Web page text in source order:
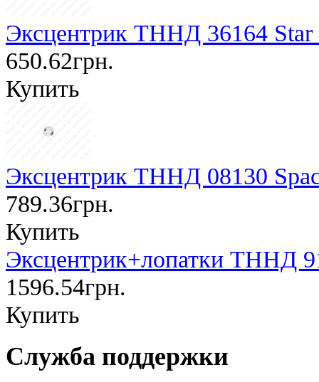
Эксцентрик ТННД 36164 Star
650.62грн.
Купить
Эксцентрик ТННД 08130
789.36грн.
Купить
Эксцентрик+лопатки ТННД
1596.54грн.
Купить
Служба поддержки